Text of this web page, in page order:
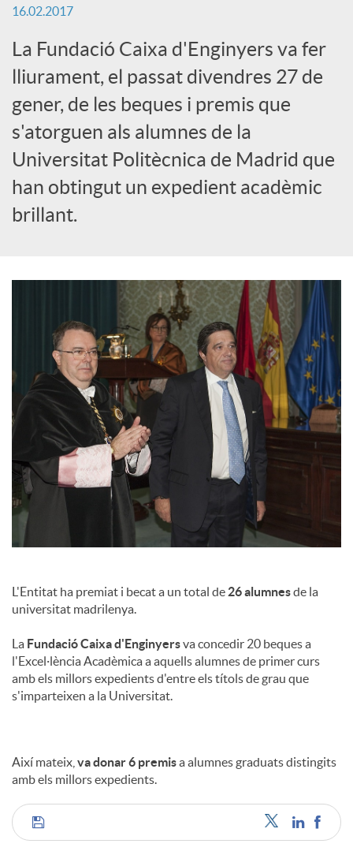
x
e
s
S
o
c
a
l
s
16.02.2017
La Fundació Caixa d'Enginyers va fer
lliurament, el passat divendres 27 de
gener, de les beques i premis que
s'atorguen als alumnes de la
Universitat Politècnica de Madrid que
han obtingut un expedient acadèmic
brillant.
L'Entitat ha premiat i becat a un total de 26 alumnesde la
universitat madrilenya.
La Fundació Caixa d'Enginyersva concedir 20 beques a
l'Excel·lència Acadèmica a aquells alumnes de primer curs
amb els millors expedients d'entre els títols de grau que
s'imparteixen a la Universitat.
Així mateix, va donar 6 premisa alumnes graduats distingits
amb els millors expedients.
C